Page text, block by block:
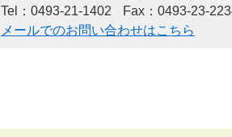
Tel：0493-21-1402
Fax：0493-23-
メールでのお問い合わせはこちら